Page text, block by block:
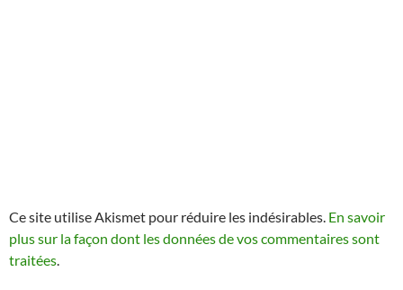
Ce site utilise Akismet pour réduire les indésirables. En savoir
plus sur la façon dont les données de vos commentaires sont
traitées